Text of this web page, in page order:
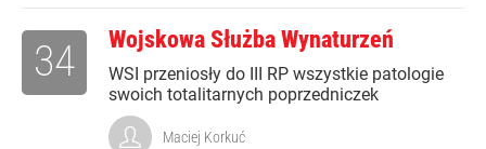
Wojskowa Służba Wynaturzeń
WSI przeniosły do III RP wszystkie patologie
swoich totalitarnych poprzedniczek
34
Maciej Korkuć